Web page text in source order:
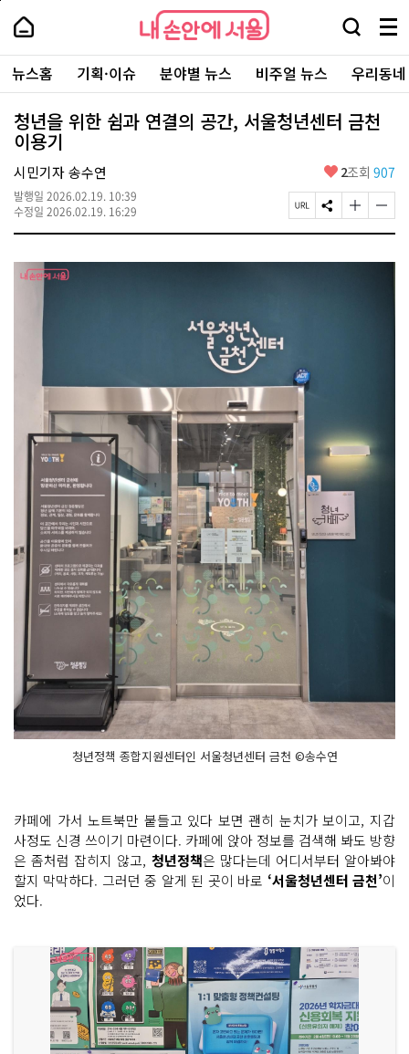
본
로
가
내
손
안
에
서
울
-
서
울
시
대
표
소
통
포
내
손
에
울
검
창
열
기
메
뉴
전
체
보
주
요
서
뉴스홈 기획·이슈 분야별 뉴스 비주얼 뉴스 우리동
청년을 위한 쉼과 연결의 공간, 서울청년센터 금천
이용기
시민기자 송수연
발행일 2026.02.19. 10:39
수정일 2026.02.19. 16:29
좋
요
2조회 907
페
이
U
S
N
공
글
자
기
글
자
기
청년정책 종합지원센터인 서울청년센터 금천 ©송수연
카페에 가서 노트북만 붙들고 있다 보면 괜히 눈치가 보이고, 지갑
사정도 신경 쓰이기 마련이다. 카페에 앉아 정보를 검색해 봐도 방향
은 좀처럼 잡히지 않고, 청년정책은 많다는데 어디서부터 알아봐야
할지 막막하다. 그러던 중 알게 된 곳이 바로 ‘서울청년센터 금천’이
었다.
페
상
단
로